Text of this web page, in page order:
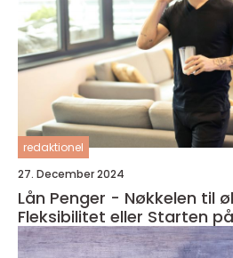
redaktionel
27. December 2024
Lån Penger - Nøkkelen til
Fleksibilitet eller Starten